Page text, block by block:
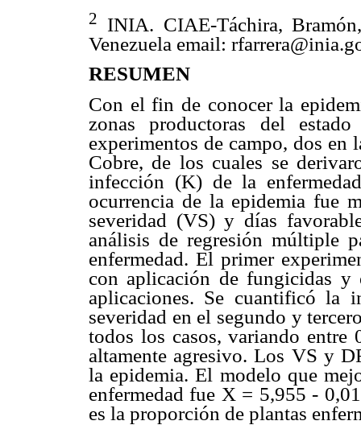
2
INIA. CIAE-Táchira,
Venezuela email:
RESUMEN
Con el fin de conocer la
zonas productoras del
experimentos de campo, dos
Cobre, de los cuales se
infección (K) de la
ocurrencia de la epidemia fue
severidad (VS) y días
análisis de regresión múltiple
enfermedad. El primer
con aplicación de fungicidas y
aplicaciones. Se cuantificó la
severidad en el segundo y
todos los casos, variando entre
altamente agresivo. Los VS y
la epidemia. El modelo que
enfermedad fue X = 5,955 -
es la proporción de plantas